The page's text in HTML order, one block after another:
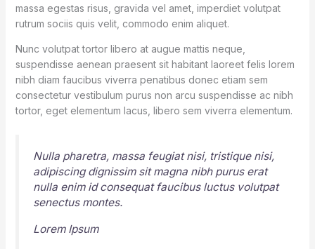
massa egestas risus, gravida vel amet, imperdiet volutpat
rutrum sociis quis velit, commodo enim aliquet.
Nunc volutpat tortor libero at augue mattis neque,
suspendisse aenean praesent sit habitant laoreet felis lorem
nibh diam faucibus viverra penatibus donec etiam sem
consectetur vestibulum purus non arcu suspendisse ac nibh
tortor, eget elementum lacus, libero sem viverra elementum.
Nulla pharetra, massa feugiat nisi, tristique nisi,
adipiscing dignissim sit magna nibh purus erat
nulla enim id consequat faucibus luctus volutpat
senectus montes.
Lorem Ipsum